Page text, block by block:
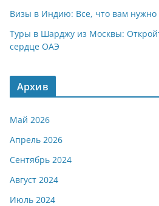
Визы в Индию: Все, что вам нужно
Туры в Шарджу из Москвы:
сердце ОАЭ
Архив
Май 2026
Апрель 2026
Сентябрь 2024
Август 2024
Июль 2024